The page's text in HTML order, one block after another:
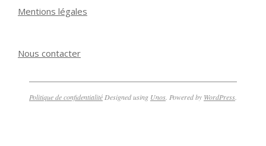
Mentions légales
Nous contacter
Politique de confidentialité Designed using Unos . Powered by WordPress